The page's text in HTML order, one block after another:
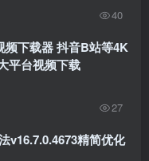
40
频下载器 抖音B站等4K
平台视频下载
27
v16.7.0.4673精简优化